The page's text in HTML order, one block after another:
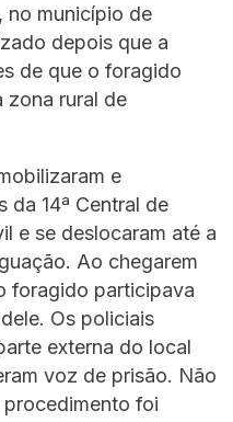
no município de
depois que a
de que o foragido
zona rural de
e
da 14ª Central de
e se deslocaram até a
Ao chegarem
foragido participava
Os policiais
externa do local
voz de prisão. Não
foi